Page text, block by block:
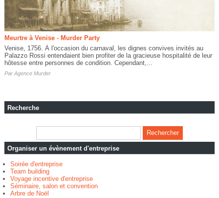
Meurtre à Venise - Murder Party
Venise, 1756. À l'occasion du carnaval, les dignes convives invités au
Palazzo Rossi entendaient bien profiter de la gracieuse hospitalité de leur
hôtesse entre personnes de condition. Cependant,...
Par Agence Murder
Recherche
Organiser un évènement d'entreprise
Soirée d'entreprise
Team building
Voyage incentive d'entreprise
Séminaire, salon et convention
Arbre de Noël